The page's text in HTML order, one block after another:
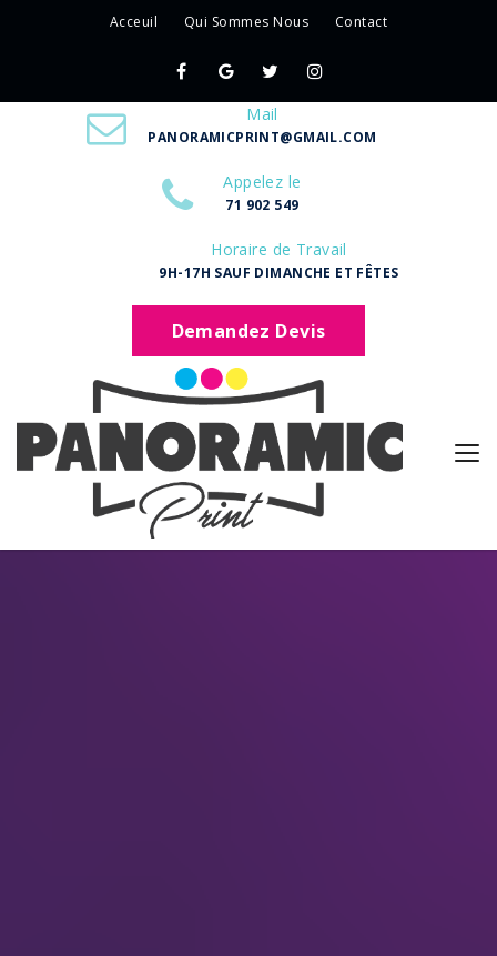
Acceuil Qui Sommes Nous Contact
Mail
PANORAMICPRINT@GMAIL.COM
Appelez le
71 902 549
Horaire de Travail
9H-17H SAUF DIMANCHE ET FÊTES
Demandez Devis